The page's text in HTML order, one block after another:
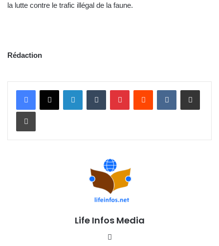
la lutte contre le trafic illégal de la faune.
Rédaction
Life Infos Media